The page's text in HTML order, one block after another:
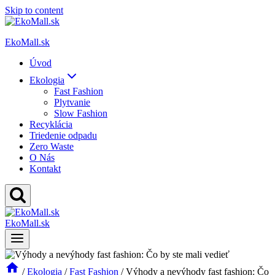
Skip to content
EkoMall.sk
Úvod
Ekologia
Fast Fashion
Plytvanie
Slow Fashion
Recyklácia
Triedenie odpadu
Zero Waste
O Nás
Kontakt
EkoMall.sk
/ Ekologia / Fast Fashion / Výhody a nevýhody fast fashion: Čo